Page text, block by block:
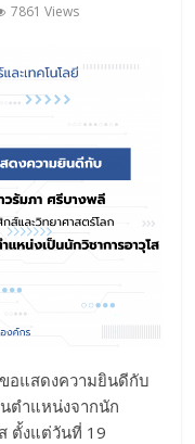
7861 Views
อแสดงความยินดีกับ
ตำแหน่งจากนัก
ตั้งแต่วันที่ 19